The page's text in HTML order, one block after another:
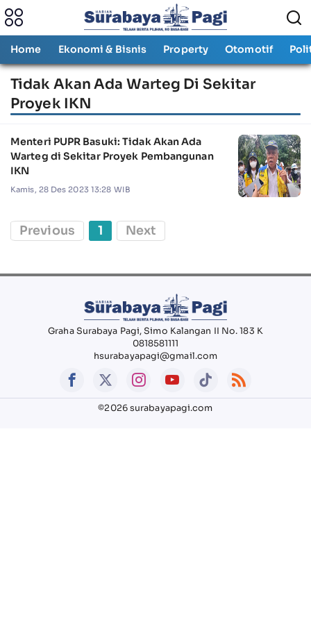
Home Ekonomi & Bisnis Property Otomotif
Tidak Akan Ada Warteg Di Sekitar
Proyek IKN
Menteri PUPR Basuki: Tidak Akan Ada
Warteg di Sekitar Proyek Pembangunan
IKN
Kamis, 28 Des 2023 13:28 WIB
Previous 1 Next
Graha Surabaya Pagi, Simo Kalangan II No. 183 K
0818581111
hsurabayapagi@gmail.com
©2026 surabayapagi.com